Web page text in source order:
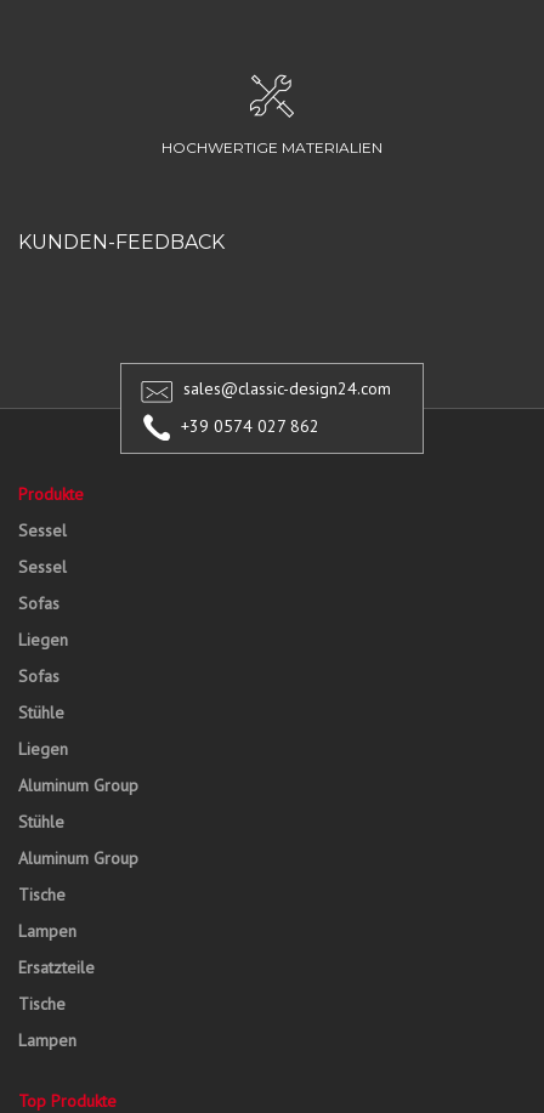
HOCHWERTIGE MATERIALIEN
KUNDEN-FEEDBACK
sales@classic-design24.com
+39 0574 027 862
Produkte
Sessel
Sessel
Sofas
Liegen
Sofas
Stühle
Liegen
Aluminum Group
Stühle
Aluminum Group
Tische
Lampen
Ersatzteile
Tische
Lampen
Top Produkte